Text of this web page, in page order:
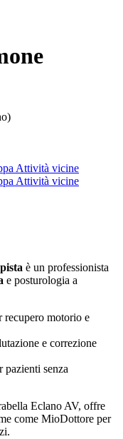
Attività vicine
Attività vicine
è un professionista
e posturologia a
recupero motorio e
e correzione
pazienti senza
Eclano AV, offre
come MioDottore per